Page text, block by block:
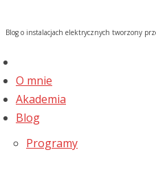
Blog o instalacjach elektrycznych tworzony
O mnie
Akademia
Blog
Programy